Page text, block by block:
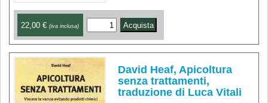
22,00 € (iva inclusa)
David Heaf, Apicoltura
senza trattamenti,
traduzione di Luca Vitali